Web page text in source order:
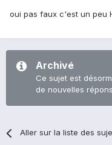
oui pas faux c'est un peu
Archivé
Ce sujet est
de nouvelles
Aller sur la liste des